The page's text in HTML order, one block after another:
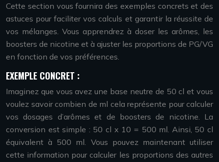
Cette section vous fournira des exemples concrets et des
astuces pour faciliter vos calculs et garantir la réussite de
vos mélanges. Vous apprendrez à doser les arômes, les
boosters de nicotine et à ajuster les proportions de PG/VG
en fonction de vos préférences.
EXEMPLE CONCRET :
Imaginez que vous avez une base neutre de 50 cl et vous
voulez savoir combien de ml cela représente pour calculer
vos dosages d’arômes et de boosters de nicotine. La
conversion est simple : 50 cl x 10 = 500 ml. Ainsi, 50 cl
équivalent à 500 ml. Vous pouvez maintenant utiliser
cette information pour calculer les proportions des autres